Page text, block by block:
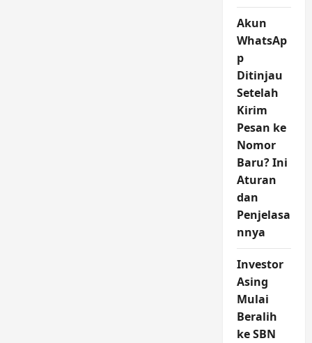
Akun
WhatsAp
p
Ditinjau
Setelah
Kirim
Pesan ke
Nomor
Baru? Ini
Aturan
dan
Penjelasa
nnya
Investor
Asing
Mulai
Beralih
ke SBN